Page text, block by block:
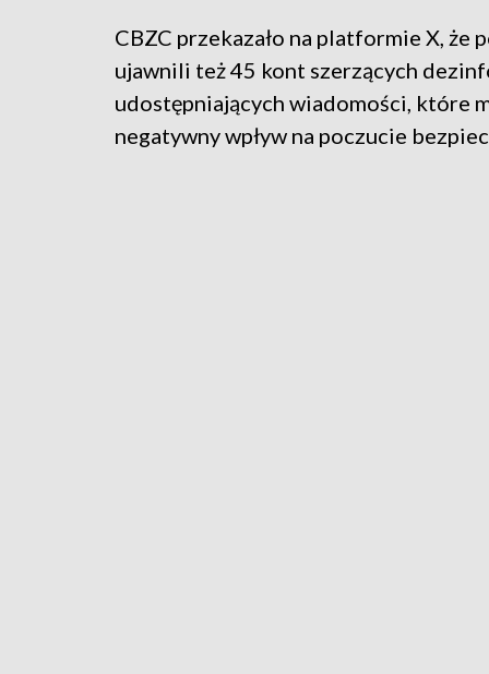
CBZC przekazało na platformie X, że
ujawnili też 45 kont szerzących
udostępniających wiadomości, które
negatywny wpływ na poczucie